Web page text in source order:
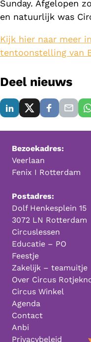
Sunday. Afgelopen
en natuurlijk was
Kijk hier naar meer
tentoonstelling van
Deel nieuws
Bezoekadres:
Veerlaan
Fenix I Rotterdam
Postadres:
Dolf Henkesplein 15
3072 LN Rotterdam
Circuslessen
Educatie – PO
Feestje
Zakelijk – teamuitje
Over Circus
Circus Winkel
Agenda
Contact
Anbi
Privacybeleid